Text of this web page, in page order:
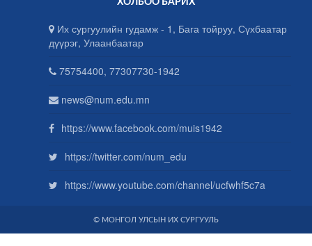
Их сургуулийн гудамж - 1, Бага тойруу, Сүхбаатар
дүүрэг, Улаанбаатар
75754400, 77307730-1942
news@num.edu.mn
https://www.facebook.com/muis1942
https://twitter.com/num_edu
https://www.youtube.com/channel/ucfwhf5c7a
© МОНГОЛ УЛСЫН ИХ СУРГУУЛЬ